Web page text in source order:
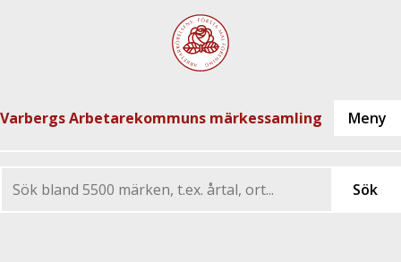
Varbergs Arbetarekommuns märkessamling